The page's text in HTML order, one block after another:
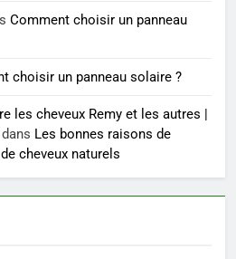
à un tarif juste ?
ÊTRE
Comment choisir un panneau
choisir un panneau solaire ?
les cheveux Remy et les autres |
dans Les bonnes raisons de
cheveux naturels